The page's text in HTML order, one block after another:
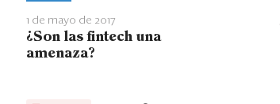
1 de mayo de 2017
¿Son las fintech una
amenaza?